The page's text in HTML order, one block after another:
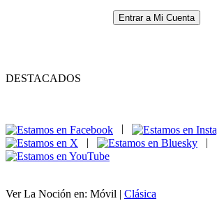
Entrar a Mi Cuenta
DESTACADOS
|
|
Ver La Noción en: Móvil | Clásica